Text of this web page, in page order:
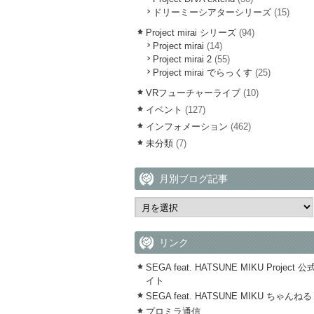
ドリーミーシアターシリーズ (15)
Project mirai シリーズ (94)
Project mirai (14)
Project mirai 2 (55)
Project mirai でらっくす (25)
VRフューチャーライブ (10)
イベント (127)
インフォメーション (462)
未分類 (7)
月別ブログ記事
リンク
SEGA feat. HATSUNE MIKU Project 公
イト
SEGA feat. HATSUNE MIKU ちゃんねる
プロミラ通信